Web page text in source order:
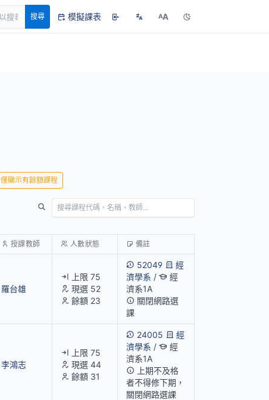
搜尋 模擬課表 AA
僅顯示有餘額課程
授課教師 人數狀態 備註
羅台雄
上限 75
現選 52
餘額 23
52049
經
濟學系 /
經
濟系1A
關閉網路選
課
李鴻志
上限 75
現選 44
餘額 31
24005
經
濟學系 /
經
濟系1A
上期不及格
者不得修下期，
關閉網路選課